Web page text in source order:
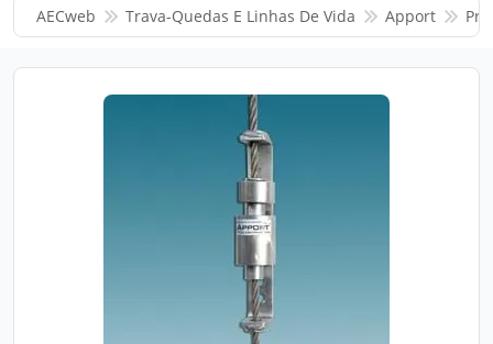
AECweb Trava-Quedas E Linhas De Vida Apport